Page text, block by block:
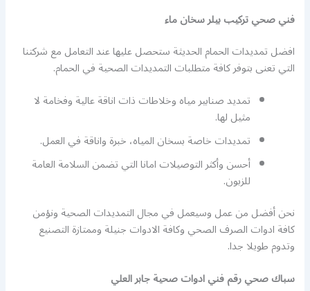
فني صحي تركيب بيلر سخان ماء
افضل تمديدات الحمام الحديثة ستحصل عليها عند التعامل مع شركتنا
التي تعنى بتوفر كافة متطلبات التمديدات الصحية في الحمام.
تمديد صنابير مياه وخلاطات ذات اناقة عالية وفخامة لا
مثيل لها.
تمديدات خاصة بسخان المياه، خبرة واناقة في العمل.
أحسن وأكثر التوصيلات امانا التي تضمن السلامة العامة
للزبون.
نحن أفضل من عمل وسيعمل في مجال التمديدات الصحية ونؤمن
كافة ادوات الصرف الصحي وكافة الادوات جنيلة وممتازة التصنيع
وتدوم طويلا جدا.
سباك صحي رقم فني ادوات صحية جابر العلي